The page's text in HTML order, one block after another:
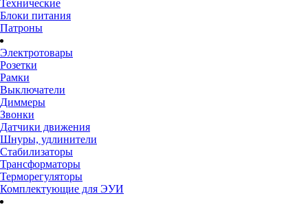
Технические
Блоки питания
Патроны
Электротовары
Розетки
Рамки
Выключатели
Диммеры
Звонки
Датчики движения
Шнуры, удлинители
Стабилизаторы
Трансформаторы
Терморегуляторы
Комплектующие для ЭУИ